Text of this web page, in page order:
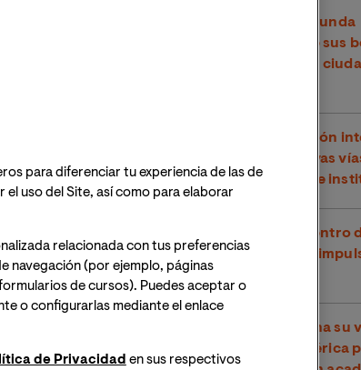
y
de
igualdad de
son
mujeres, y
de la
con
66,7%
Cifras
VIU y la OEA abren la segunda
convocatoria de 2026 de sus
conjuntas, dirigidas a los
VIU refuerza su proyección
en Perú explorando nuevas
cooperación académica e
VIU participa en el Encuentro
y Rectoras Perú-España
CRUE
VIU continúa en Argentina su
institucional a Latinoamérica
para diferenciar tu experiencia de las de
uso del Site, así como para elaborar
relacionada con tus preferencias
navegación (por ejemplo, páginas
de cursos). Puedes aceptar o
o configurarlas mediante el enlace
de Privacidad en sus respectivos